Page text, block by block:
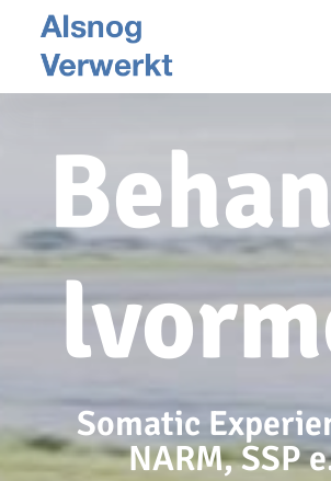
Ga naar de inhoud
Somatic
NARM, SSP